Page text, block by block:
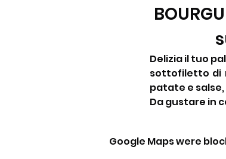
Delizia il tuo
sottofiletto di
patate e
Da gustare in
Google Maps were